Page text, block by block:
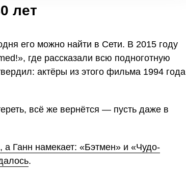
лет
его можно найти в Сети. В 2015 году
где рассказали всю подноготную
актёры из этого фильма 1994 года
всё же вернётся — пусть даже в
а Ганн намекает: «Бэтмен» и «Чудо-
.